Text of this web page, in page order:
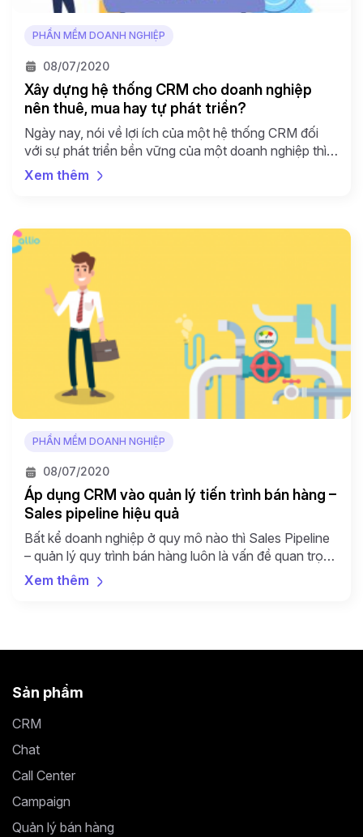
PHẦN MỀM DOANH NGHIỆP
08/07/2020
Xây dựng hệ thống CRM cho doanh nghiệp
nên thuê, mua hay tự phát triển?
Ngày nay, nói về lợi ích của một hệ thống CRM đối
với sự phát triển bền vững của một doanh nghiệp thì
gần như doanh nghiệp nào cũng biết và có nhu cầu
triển khai CRM phục vụ cho hoạt động kinh doanh
Xem thêm
PHẦN MỀM DOANH NGHIỆP
08/07/2020
Áp dụng CRM vào quản lý tiến trình bán hàng –
Sales pipeline hiệu quả
Bất kể doanh nghiệp ở quy mô nào thì Sales Pipeline
– quản lý quy trình bán hàng luôn là vấn đề quan trọng
đối với doanh nghiệp. Quản lý quy trình bán hàng chặt
chẽ giúp chủ doanh nghiệp dự đoán được dòng tiền
Xem thêm
Sản phẩm
CRM
Chat
Call Center
Campaign
Quản lý bán hàng